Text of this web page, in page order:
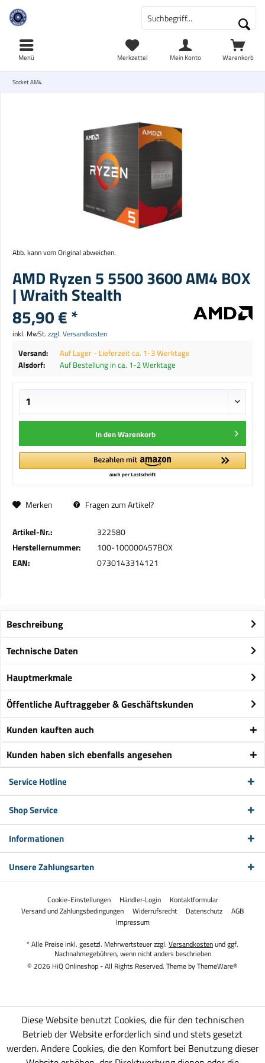
Warenkorb
Merkzettel Mein Konto
Menü
Socket AM4
Abb. kann vom Original abweichen.
AMD Ryzen 5 5500 3600 AM4 BOX
| Wraith Stealth
85,90 € *
inkl. MwSt. zzgl. Versandkosten
Versand:
Auf Lager - Lieferzeit ca. 1-3 Werktage
Alsdorf:
Auf Bestellung in ca. 1-2 Werktage
In denWarenkorb
Merken Fragen zum Artikel?
Artikel-Nr.:
322580
Herstellernummer:
100-100000457BOX
EAN:
0730143314121
Beschreibung
Technische Daten
Hauptmerkmale
Öffentliche Auftraggeber & Geschäftskunden
Kunden kauften auch
Kunden haben sich ebenfalls angesehen
Service Hotline
Shop Service
Informationen
Unsere Zahlungsarten
Cookie-Einstellungen Händler-Login
Kontaktformular
Versand und Zahlungsbedingungen
Widerrufsrecht Datenschutz
AGB
Impressum
* Alle Preise inkl. gesetzl. Mehrwertsteuer zzgl. Versandkostenund ggf.
Nachnahmegebühren, wenn nicht anders beschrieben
© 2026 HiQ Onlineshop - All Rights Reserved. Theme byThemeWare®
Diese Website benutzt Cookies, die für den technischen
Betrieb der Website erforderlich sind und stets gesetzt
werden. Andere Cookies, die den Komfort bei Benutzung dieser